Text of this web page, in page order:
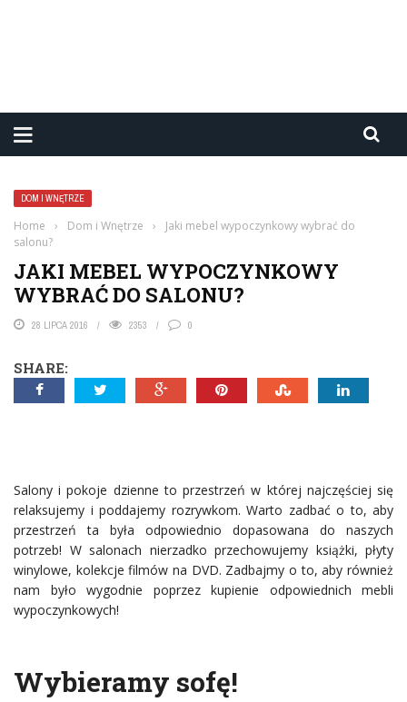
DOM I WNĘTRZE
Home › Dom i Wnętrze ›
Jaki mebel wypoczynkowy wybrać do
salonu?
JAKI MEBEL WYPOCZYNKOWY
WYBRAĆ DO SALONU?
28 LIPCA 2016 2353 0
SHARE:
Salony i pokoje dzienne to przestrzeń w której najczęściej się
relaksujemy i poddajemy rozrywkom. Warto zadbać o to, aby
przestrzeń ta była odpowiednio dopasowana do naszych
potrzeb! W salonach nierzadko przechowujemy książki, płyty
winylowe, kolekcje filmów na DVD. Zadbajmy o to, aby również
nam było wygodnie poprzez kupienie odpowiednich mebli
wypoczynkowych!
Wybieramy sofę!